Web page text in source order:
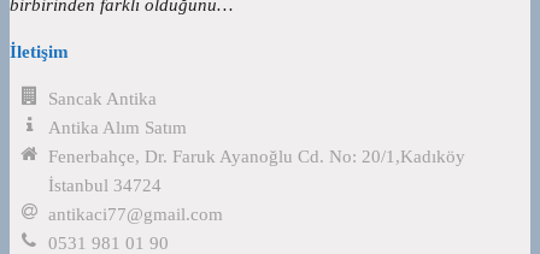
birbirinden farklı olduğunu…
İletişim
Sancak Antika
Antika Alım Satım
Fenerbahçe, Dr. Faruk Ayanoğlu Cd. No: 20/1,Kadıköy
İstanbul 34724
antikaci77@gmail.com
0531 981 01 90